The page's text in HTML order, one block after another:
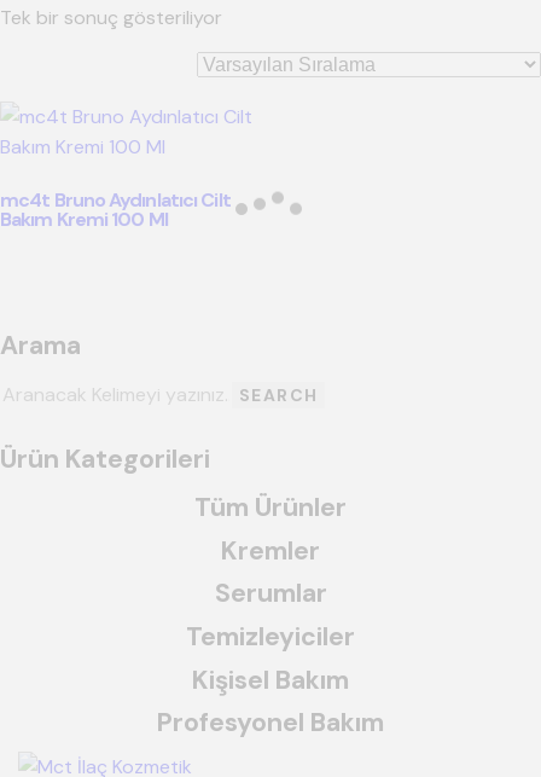
Tek bir sonuç gösteriliyor
mc4t Bruno Aydınlatıcı Cilt
Bakım Kremi 100 Ml
Arama
SEARCH
Ürün Kategorileri
Tüm Ürünler
Kremler
Serumlar
Temizleyiciler
Kişisel Bakım
Profesyonel Bakım